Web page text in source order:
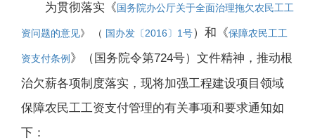
为贯彻落实《国务院办公厅关于全面治理拖欠农民工工
资问题的意见》 （ 国办发〔2016〕1号）和《保障农民工工
资支付条例 》（国务院令第724号）文件精神，推动根
治欠薪各项制度落实，现将加强工程建设项目领域
保障农民工工资支付管理的有关事项和要求通知如
下：